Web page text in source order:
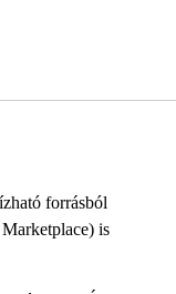
forrásból
is